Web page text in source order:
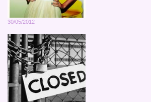
30/05/2012